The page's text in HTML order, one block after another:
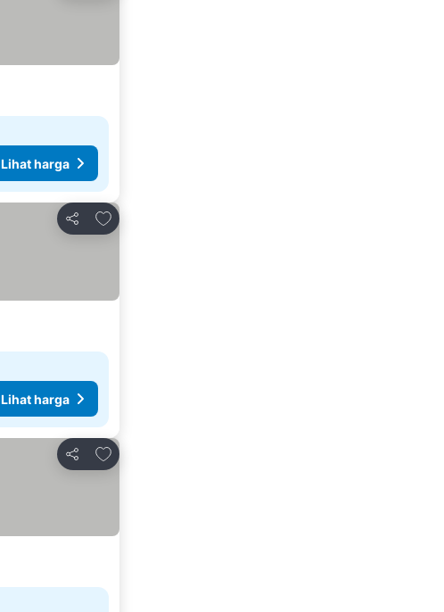
Lihat harga
Bagikan
Tambahkan ke favorit
Lihat harga
Bagikan
Tambahkan ke favorit